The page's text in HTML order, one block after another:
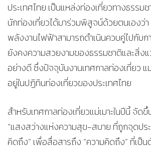
ประเทศไทย เป็นแหล่งท่องเที่ยวทางธรรมช
นักท่องเที่ยวได้มาร่วมพิสูจน์ด้วยตนเองว่
พลังงานไฟฟ้าสามารถดำเนินควบคู่ไปกับ
ยังคงความสวยงามของธรรมชาติและสิ่งแ
อย่างดี ซึ่งปัจจุบันงานเทศกาลท่องเที่ยว แ
อยู่ในปฏิทินท่องเที่ยวของประเทศไทย
สำหรับเทศกาลท่องเที่ยวแม่เมาะในปีนี้ จัด
“แสงสว่างแห่งความสุข-สบาย ที่ถูกจุดปร
คิดถึง” เพื่อสื่อสารถึง “ความคิดถึง” ที่เป็